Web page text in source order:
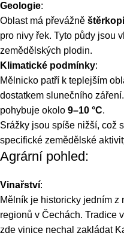
Geologie:
Oblast má převážně
pro nivy řek. Tyto půdy jsou
zemědělských plodin.
Klimatické podmínky:
Mělnicko patří k teplejším
dostatkem slunečního
pohybuje okolo 9–10 °C.
Srážky jsou spíše nižší, což
specifické zemědělské
Agrární pohled:
Vinařství:
Mělník je historicky jedním
regionů v Čechách. Tradice
zde vinice nechal zakládat